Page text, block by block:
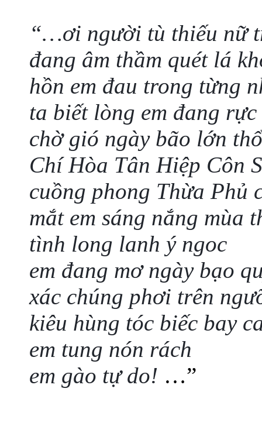
“…ơi người tù thiếu nữ
đang âm thầm quét lá
hồn em đau trong từng
ta biết lòng em đang
chờ gió ngày bão lớn
Chí Hòa Tân Hiệp Côn
cuồng phong Thừa Phủ
mắt em sáng nắng mùa
tình long lanh ý ngoc
em đang mơ ngày bạo
xác chúng phơi trên
kiêu hùng tóc biếc bay
em tung nón rách
em gào tự do! …”